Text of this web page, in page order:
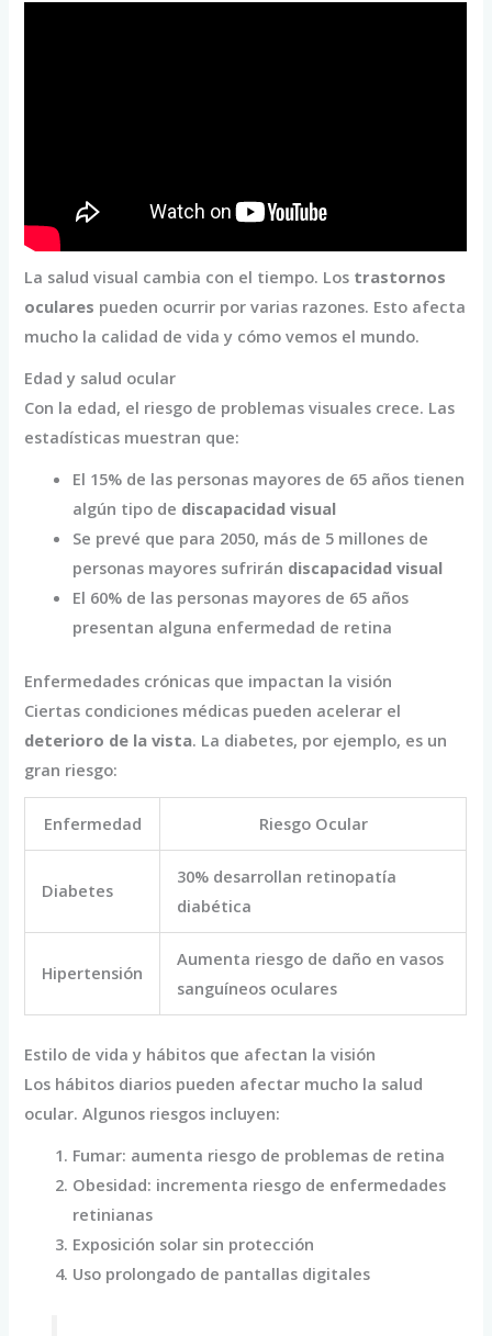
La salud visual cambia con el tiempo. Los trastornos
oculares pueden ocurrir por varias razones. Esto afecta
mucho la calidad de vida y cómo vemos el mundo.
Edad y salud ocular
Con la edad, el riesgo de problemas visuales crece. Las
estadísticas muestran que:
El 15% de las personas mayores de 65 años tienen
algún tipo de discapacidad visual
Se prevé que para 2050, más de 5 millones de
personas mayores sufrirán discapacidad visual
El 60% de las personas mayores de 65 años
presentan alguna enfermedad de retina
Enfermedades crónicas que impactan la visión
Ciertas condiciones médicas pueden acelerar el
deterioro de la vista. La diabetes, por ejemplo, es un
gran riesgo:
Enfermedad Riesgo Ocular
Diabetes
30% desarrollan retinopatía
diabética
Hipertensión
Aumenta riesgo de daño en vasos
sanguíneos oculares
Estilo de vida y hábitos que afectan la visión
Los hábitos diarios pueden afectar mucho la salud
ocular. Algunos riesgos incluyen:
Fumar: aumenta riesgo de problemas de retina
Obesidad: incrementa riesgo de enfermedades
retinianas
Exposición solar sin protección
Uso prolongado de pantallas digitales